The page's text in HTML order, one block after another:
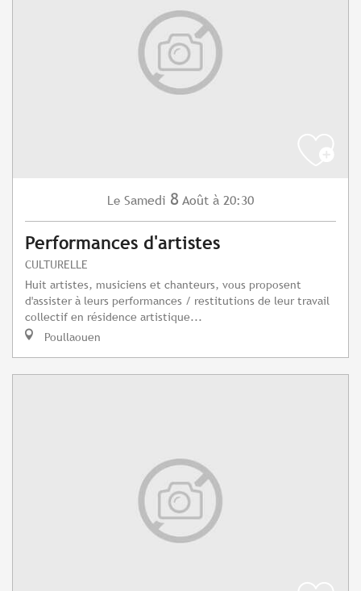
Le Samedi 8 Août à 20:30
Performances d'artistes
CULTURELLE
Huit artistes, musiciens et chanteurs, vous proposent
d'assister à leurs performances / restitutions de leur travail
collectif en résidence artistique...
Poullaouen